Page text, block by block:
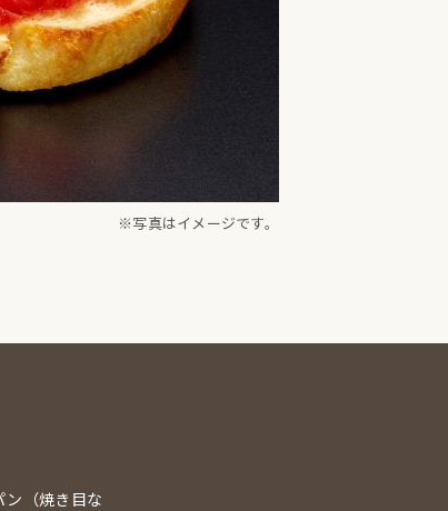
※写真はイメージです。
ン（焼き目な